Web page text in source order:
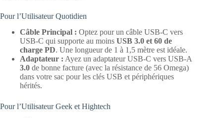
Pour l’Utilisateur Quotidien
Câble Principal : Optez pour un câble USB-C vers
USB-C qui supporte au moins USB 3.0 et 60 de
charge PD. Une longueur de 1 à 1,5 mètre est idéale.
Adaptateur : Ayez un adaptateur USB-C vers USB-A
3.0 de bonne facture (avec la résistance de 56 Omega)
dans votre sac pour les clés USB et périphériques
hérités.
Pour l’Utilisateur Geek et Hightech